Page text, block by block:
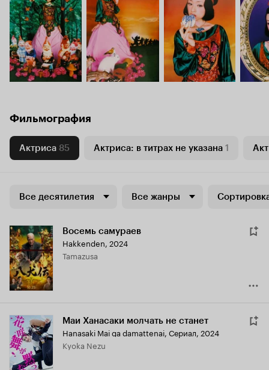
Фильмография
Актриса 85 Актриса: в титрах не указана 1
Все десятилетия Все жанры
Восемь самураев
Hakkenden, 2024
Tamazusa
Маи Ханасаки молчать не станет
Hanasaki Mai ga damattenai, Сериал, 2024
Kyoka Nezu